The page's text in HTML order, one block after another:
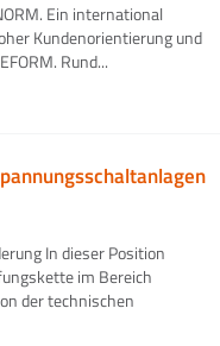
Ein international
Kundenorientierung und
Rund...
In dieser Position
im Bereich
der technischen